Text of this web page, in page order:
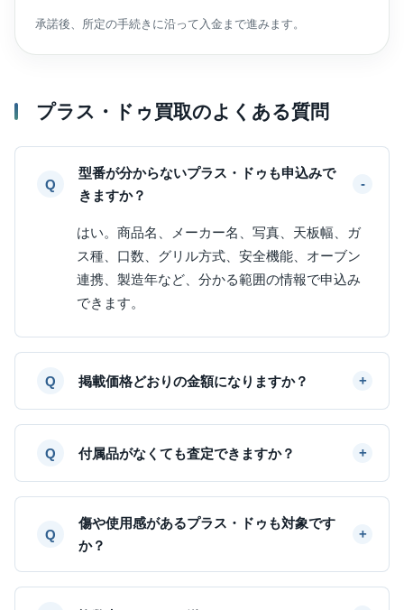
承諾後、所定の手続きに沿って入金まで進みます。
プラス・ドゥ買取のよくある質問
型番が分からないプラス・ドゥも申込みで
きますか？
はい。商品名、メーカー名、写真、天板幅、ガ
ス種、口数、グリル方式、安全機能、オーブン
連携、製造年など、分かる範囲の情報で申込み
できます。
掲載価格どおりの金額になりますか？
付属品がなくても査定できますか？
傷や使用感があるプラス・ドゥも対象です
か？